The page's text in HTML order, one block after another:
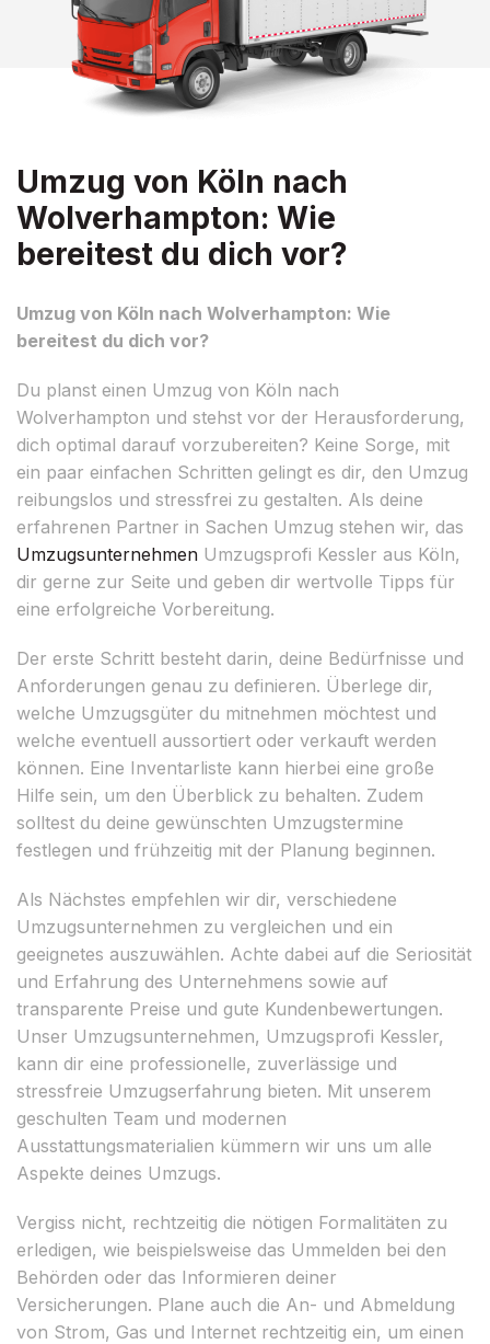
Umzug von Köln nach
Wolverhampton: Wie
bereitest du dich vor?
Umzug von Köln nach Wolverhampton: Wie
bereitest du dich vor?
Du planst einen Umzug von Köln nach
Wolverhampton und stehst vor der Herausforderung,
dich optimal darauf vorzubereiten? Keine Sorge, mit
ein paar einfachen Schritten gelingt es dir, den Umzug
reibungslos und stressfrei zu gestalten. Als deine
erfahrenen Partner in Sachen Umzug stehen wir, das
Umzugsunternehmen Umzugsprofi Kessler aus Köln,
dir gerne zur Seite und geben dir wertvolle Tipps für
eine erfolgreiche Vorbereitung.
Der erste Schritt besteht darin, deine Bedürfnisse und
Anforderungen genau zu definieren. Überlege dir,
welche Umzugsgüter du mitnehmen möchtest und
welche eventuell aussortiert oder verkauft werden
können. Eine Inventarliste kann hierbei eine große
Hilfe sein, um den Überblick zu behalten. Zudem
solltest du deine gewünschten Umzugstermine
festlegen und frühzeitig mit der Planung beginnen.
Als Nächstes empfehlen wir dir, verschiedene
Umzugsunternehmen zu vergleichen und ein
geeignetes auszuwählen. Achte dabei auf die Seriosität
und Erfahrung des Unternehmens sowie auf
transparente Preise und gute Kundenbewertungen.
Unser Umzugsunternehmen, Umzugsprofi Kessler,
kann dir eine professionelle, zuverlässige und
stressfreie Umzugserfahrung bieten. Mit unserem
geschulten Team und modernen
Ausstattungsmaterialien kümmern wir uns um alle
Aspekte deines Umzugs.
Vergiss nicht, rechtzeitig die nötigen Formalitäten zu
erledigen, wie beispielsweise das Ummelden bei den
Behörden oder das Informieren deiner
Versicherungen. Plane auch die An- und Abmeldung
von Strom, Gas und Internet rechtzeitig ein, um einen